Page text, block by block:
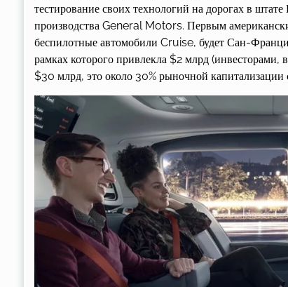
тестирование своих технологий на дорогах в
производства General Motors. Первым
беспилотные автомобили Cruise, будет Сан-
рамках которого привлекла $2 млрд
$30 млрд, это около 30% рыночной